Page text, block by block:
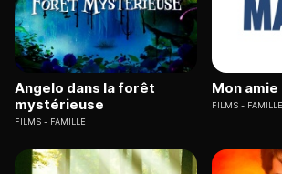
Angelo dans la forêt
mystérieuse
FILMS FAMILLE
Mon amie
FILMS FAMILLE